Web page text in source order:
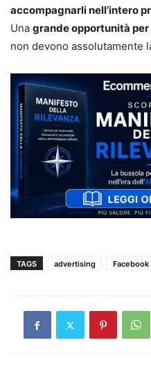
accompagnarli nell’intero
Una grande opportunità
non devono assolutamente
TAGS advertising Facebook